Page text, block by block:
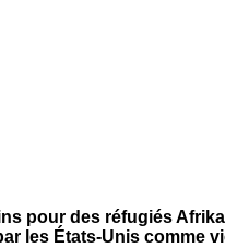
pour des réfugiés
les États-Unis comme